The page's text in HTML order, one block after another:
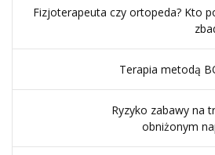
Fizjoterapeuta czy ortopeda? Kto
Terapia metodą
Ryzyko zabawy na
obniżonym